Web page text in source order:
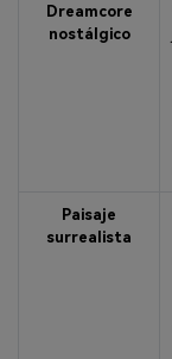
Dreamcore
nostálgico
Paisaje
surrealista